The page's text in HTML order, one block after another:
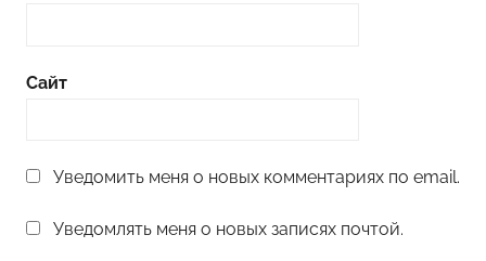
Сайт
Уведомить меня о новых комментариях по email.
Уведомлять меня о новых записях почтой.